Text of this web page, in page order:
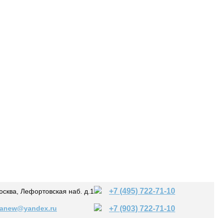
Лефортовская наб. д.1 +7 (495) 722-71-10
+7 (903) 722-71-10